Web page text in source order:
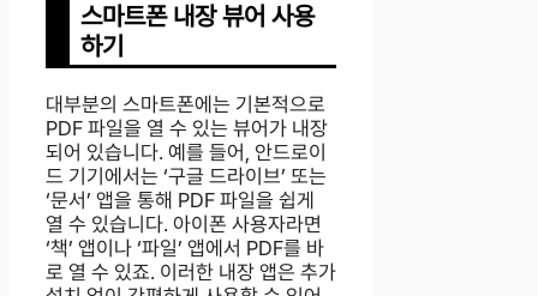
스마트폰 내장 뷰어 사용
하기
대부분의 스마트폰에는 기본적으로
PDF 파일을 열 수 있는 뷰어가 내장
되어 있습니다. 예를 들어, 안드로이
드 기기에서는 ‘구글 드라이브’ 또는
‘문서’ 앱을 통해 PDF 파일을 쉽게
열 수 있습니다. 아이폰 사용자라면
‘책’ 앱이나 ‘파일’ 앱에서 PDF를 바
로 열 수 있죠. 이러한 내장 앱은 추가